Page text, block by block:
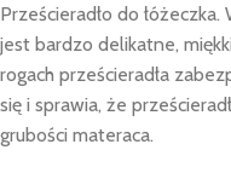
Prześcieradło do
jest bardzo delikatne,
rogach prześcieradła
się i sprawia, że
grubości materaca.